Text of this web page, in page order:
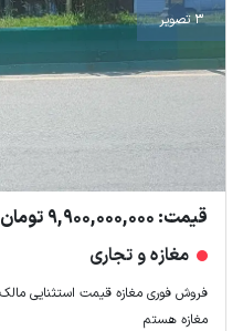
3 تصویر
قیمت: 9,900,000,000 تومان
مغازه و تجاری
فروش فوری مغازه قیمت استثنایی مالک
مغازه هستم